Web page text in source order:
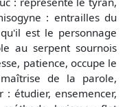
: entrailles du
est le personnage
au serpent sournois
patience, occupe le
de la parole,
étudier, ensemencer,